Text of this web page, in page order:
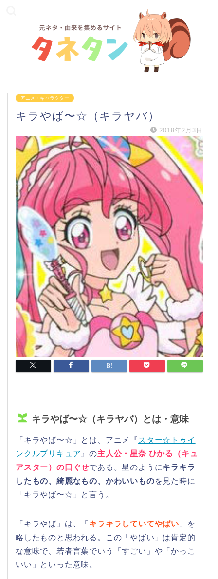
アニメ・キャラクター
キラやば〜☆（キラヤバ）
2019年2月3日
キラやば〜☆（キラヤバ）とは・意味
「キラやば〜☆」とは、アニメ『 スター☆トゥイ
ンクルプリキュア 』の主人公・星奈 ひかる（キュ
アスター）の口ぐせである。星のようにキラキラ
したもの、綺麗なもの、かわいいものを見た時に
「キラやば〜☆」と言う。
「キラやば」は、「 キラキラしていてやばい 」を
略したものと思われる。この「やばい」は肯定的
な意味で、若者言葉でいう「すごい」や「かっこ
いい」といった意味。